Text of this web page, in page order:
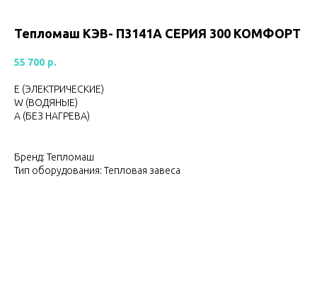
Тепломаш КЭВ- П3141А CЕРИЯ 300 КОМФОРТ
55 700 р.
Е (ЭЛЕКТРИЧЕСКИЕ)
W (ВОДЯНЫЕ)
А (БЕЗ НАГРЕВА)
Бренд: Тепломаш
Тип оборудования: Тепловая завеса